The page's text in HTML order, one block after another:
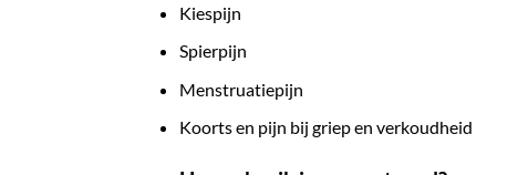
Kiespijn
Spierpijn
Menstruatiepijn
Koorts en pijn bij griep en verkoudheid